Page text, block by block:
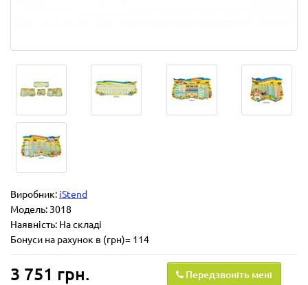
Виробник: iStend
Модель:3018
Наявність: На складі
Бонуси на рахунок в (грн)= 114
3 751 грн. Передзвоніть мені